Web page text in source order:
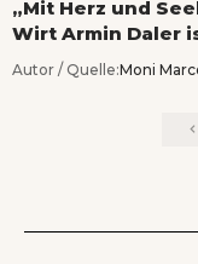
„Mit Herz und
Wirt Armin Daler
Autor / Quelle:Moni